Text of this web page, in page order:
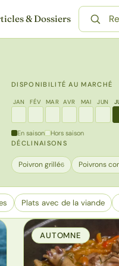
& Dossiers
DISPONIBILITÉ AU MARCHÉ
JAN FÉV MAR AVR MAI JUN
En saison
Hors saison
DÉCLINAISONS
Poivron grillé6 Poivrons
Plats avec de la viande
AUTOMNE